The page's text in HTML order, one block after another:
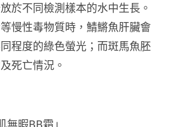
於不同檢測樣本的水中生長。
慢性毒物質時，鯖鱂魚肝臟會
程度的綠色螢光；而斑馬魚胚
死亡情況。
無暇BB霜」